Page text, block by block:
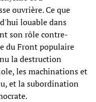
ouvrière. Ce que
louable dans
son rôle contre-
du Front populaire
la destruction
les machinations et
et la subordination